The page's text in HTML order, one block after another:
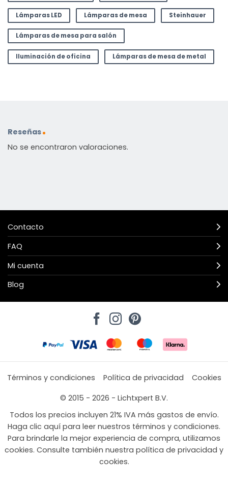
Lámparas LED Lámparas de mesa Steinhauer
Lámparas de mesa para salón
Iluminación de oficina Lámparas de mesa de metal
Reseñas
No se encontraron valoraciones.
Contacto
FAQ
Mi cuenta
Blog
Términos y condiciones Política de privacidad
Cookies
© 2015 - 2026 - Lichtxpert B.V.
Todos los precios incluyen 21% IVA más gastos de envío.
Haga clic aquí para leer nuestros términos y condiciones.
Para brindarle la mejor experiencia de compra, utilizamos
cookies. Consulte también nuestra política de privacidad y
cookies.